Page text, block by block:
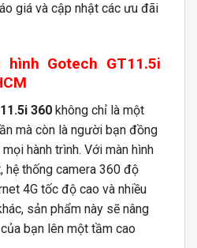
giá và cập nhật các ưu đãi
Gotech GT11.5i
360 không chỉ là một
mà còn là người bạn đồng
hành trình. Với màn hình
hệ thống camera 360 độ
4G tốc độ cao và nhiều
sản phẩm này sẽ nâng
bạn lên một tầm cao